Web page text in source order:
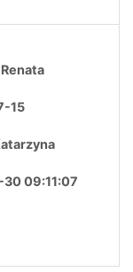
Renata
15
09:11:07